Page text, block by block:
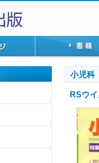
小児科
RSウ